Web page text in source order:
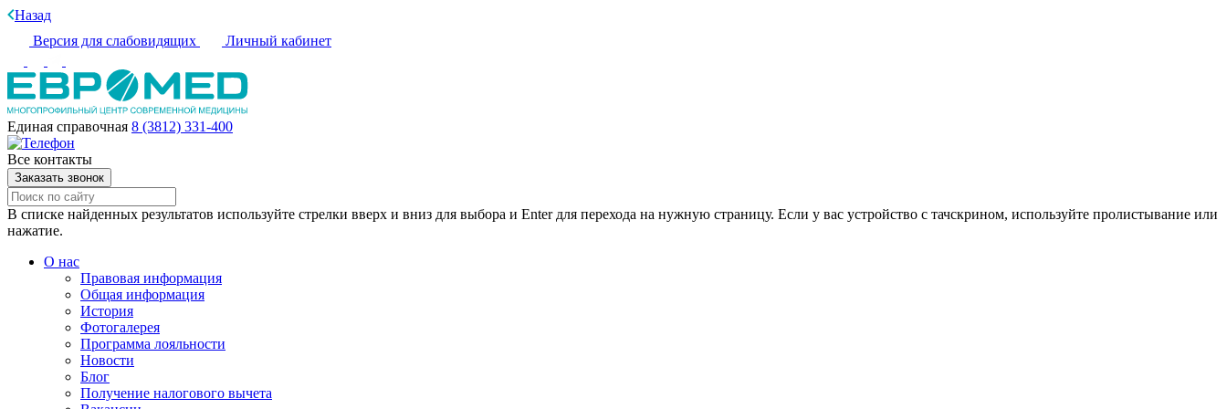
Назад
Версия для слабовидящих
Личный кабинет
Единая справочная 8 (3812) 331-400
Все контакты
Заказать звонок
В списке найденных результатов используйте стрелки вверх и вниз для выбора и Enter для перехода на нужную страницу. Если у вас устройство с тачскрином, используйте пролистывание или
нажатие.
О нас
Правовая информация
Общая информация
История
Фотогалерея
Программа лояльности
Новости
Блог
Получение налогового вычета